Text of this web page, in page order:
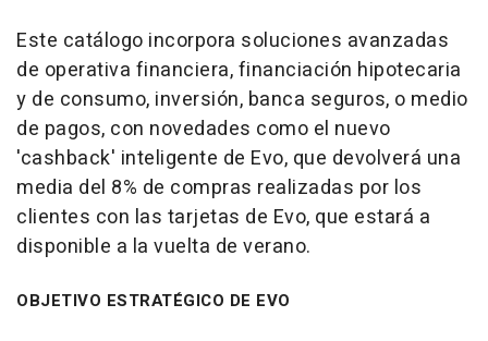
Este catálogo incorpora soluciones avanzadas
de operativa financiera, financiación hipotecaria
y de consumo, inversión, banca seguros, o medio
de pagos, con novedades como el nuevo
'cashback' inteligente de Evo, que devolverá una
media del 8% de compras realizadas por los
clientes con las tarjetas de Evo, que estará a
disponible a la vuelta de verano.
OBJETIVO ESTRATÉGICO DE EVO